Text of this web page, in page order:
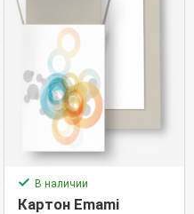
В наличии
Картон Emami